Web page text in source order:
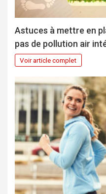
Astuces à mettre en
pas de pollution air
Voir article complet